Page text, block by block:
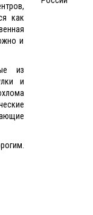
как
и
из
и